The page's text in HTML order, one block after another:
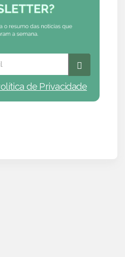
de Privacidade